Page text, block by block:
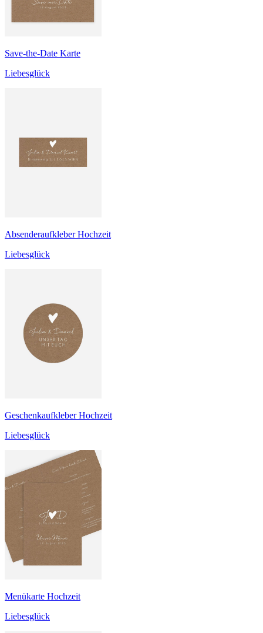
Save-the-Date Karte
Liebesglück
Absenderaufkleber Hochzeit
Liebesglück
Geschenkaufkleber Hochzeit
Liebesglück
Menükarte Hochzeit
Liebesglück